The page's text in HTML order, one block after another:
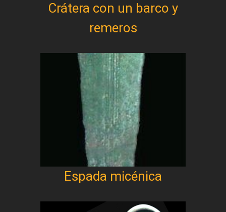
Crátera con un barco y
remeros
Espada micénica